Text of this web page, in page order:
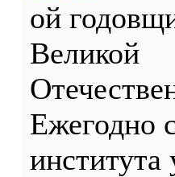
ой
Великой
Ежегодно
института